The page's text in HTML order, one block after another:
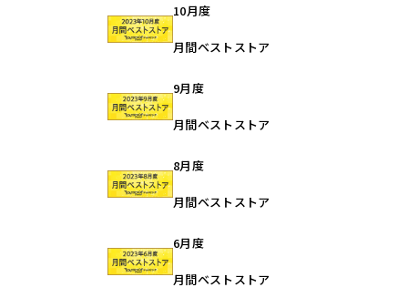
10月度
月間ベストストア
9月度
月間ベストストア
8月度
月間ベストストア
6月度
月間ベストストア